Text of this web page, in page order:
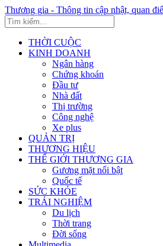
Thương gia - Thông tin cập nhật, quan
THỜI CUỘC
KINH DOANH
Ngân hàng
Chứng khoán
Đầu tư
Nhà đất
Thị trường
Công nghệ
Xe plus
QUẢN TRỊ
THƯƠNG HIỆU
THẾ GIỚI THƯƠNG GIA
Gương mặt nổi bật
Quốc tế
SỨC KHỎE
TRẢI NGHIỆM
Du lịch
Thời trang
Đời sống